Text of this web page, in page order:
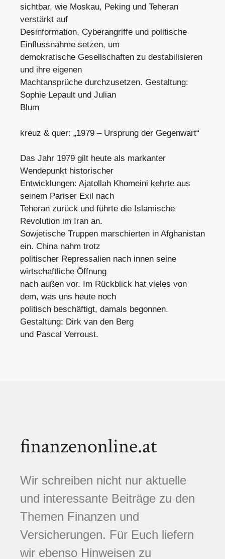
sichtbar, wie Moskau, Peking und Teheran
verstärkt auf
Desinformation, Cyberangriffe und politische
Einflussnahme setzen, um
demokratische Gesellschaften zu destabilisieren
und ihre eigenen
Machtansprüche durchzusetzen. Gestaltung:
Sophie Lepault und Julian
Blum
kreuz & quer: „1979 – Ursprung der Gegenwart“
Das Jahr 1979 gilt heute als markanter
Wendepunkt historischer
Entwicklungen: Ajatollah Khomeini kehrte aus
seinem Pariser Exil nach
Teheran zurück und führte die Islamische
Revolution im Iran an.
Sowjetische Truppen marschierten in Afghanistan
ein. China nahm trotz
politischer Repressalien nach innen seine
wirtschaftliche Öffnung
nach außen vor. Im Rückblick hat vieles von
dem, was uns heute noch
politisch beschäftigt, damals begonnen.
Gestaltung: Dirk van den Berg
und Pascal Verroust.
finanzenonline.at
Wir schreiben nicht nur aktuelle
und interessante Beiträge zu den
Themen Finanzen und
Versicherungen. Für Euch liefern
wir ebenso Hinweisen zu